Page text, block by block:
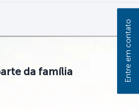
da família
Entre em contato